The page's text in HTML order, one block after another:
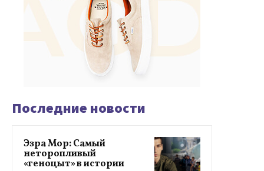
Последние новости
Эзра Мор: Самый
неторопливый
«геноцыт» в истории